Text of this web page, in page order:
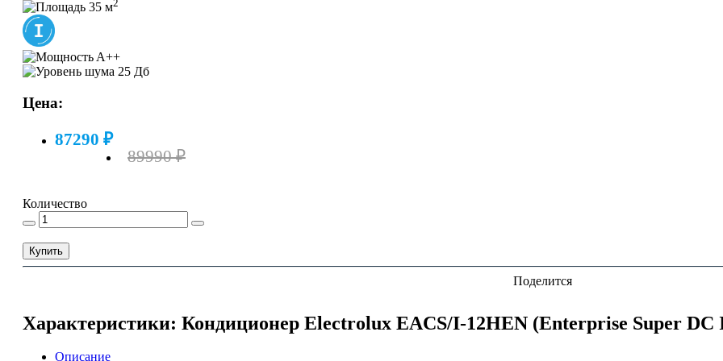
35 м2
A++
25 Дб
Цена:
87290 ₽
89990 ₽
Количество
Купить
Поделится
Характеристики: Кондиционер Electrolux EACS/I-12HEN (Enterprise Super DC
Описание